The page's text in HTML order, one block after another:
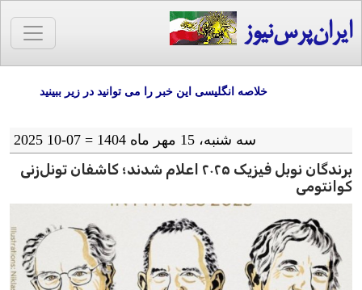
ایران‌پرس‌نیوز
خلاصه انگلیسی این خبر را می توانید در زیر ببینید
سه شنبه، 15 مهر ماه 1404 = 07-10 2025
برندگان نوبل فیزیک ۲۰۲۵ اعلام شدند؛ کاشفان تونل‌زنی
کوانتومی